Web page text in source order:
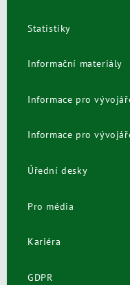
Statistiky
Informační materiály
Informace pro
Informace pro
Úřední desky
Pro média
Kariéra
GDPR